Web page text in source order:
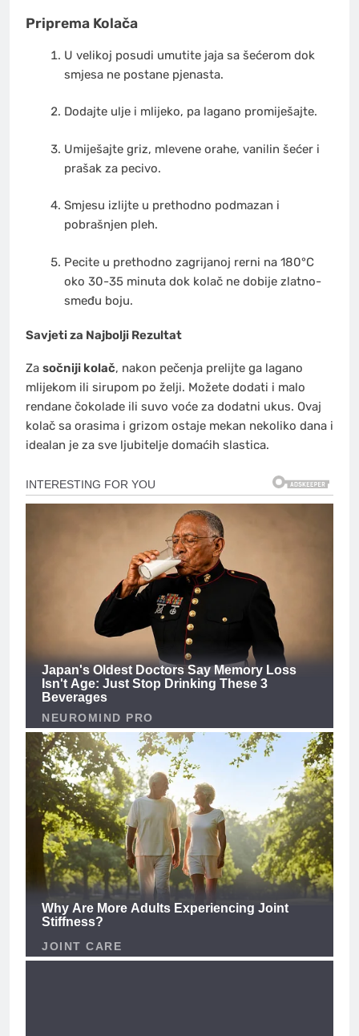
Priprema Kolača
U velikoj posudi umutite jaja sa šećerom dok
smjesa ne postane pjenasta.
Dodajte ulje i mlijeko, pa lagano promiješajte.
Umiješajte griz, mlevene orahe, vanilin šećer i
prašak za pecivo.
Smjesu izlijte u prethodno podmazan i
pobrašnjen pleh.
Pecite u prethodno zagrijanoj rerni na 180°C
oko 30-35 minuta dok kolač ne dobije zlatno-
smeđu boju.
Savjeti za Najbolji Rezultat
Za sočniji kolač, nakon pečenja prelijte ga lagano
mlijekom ili sirupom po želji. Možete dodati i malo
rendane čokolade ili suvo voće za dodatni ukus. Ovaj
kolač sa orasima i grizom ostaje mekan nekoliko dana i
idealan je za sve ljubitelje domaćih slastica.